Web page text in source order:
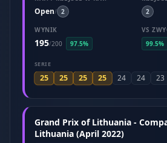
Open/ 2
2
WYNIK
195/200 97.5%
VS
99.5%
SERIE
25 25 25 25 24 24 23
Grand Prix of Lithuania -
Lithuania (April 2022)